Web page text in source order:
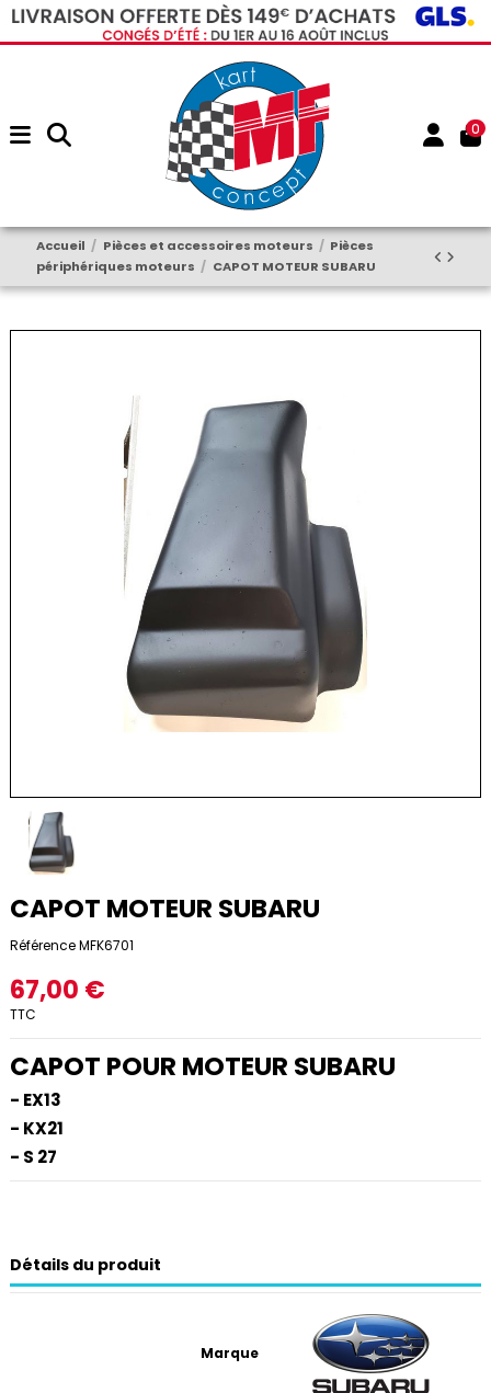
0
Accueil Pièces et accessoires moteurs
Pièces
périphériques moteurs
CAPOT MOTEUR SUBARU
CAPOT MOTEUR SUBARU
RéférenceMFK6701
67,00 €
TTC
CAPOT POUR MOTEUR SUBARU
- EX13
- KX21
- S 27
Détails du produit
Marque